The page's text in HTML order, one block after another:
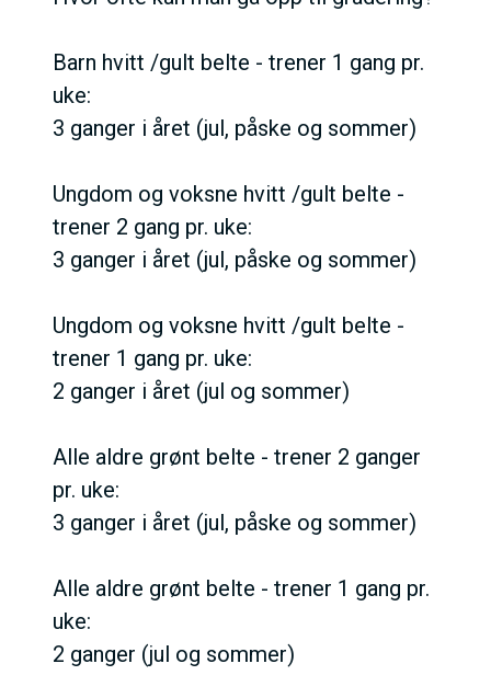
Barn hvitt /gult belte - trener 1 gang pr.
uke:
3 ganger i året (jul, påske og sommer)
Ungdom og voksne hvitt /gult belte -
trener 2 gang pr. uke:
3 ganger i året (jul, påske og sommer)
Ungdom og voksne hvitt /gult belte -
trener 1 gang pr. uke:
2 ganger i året (jul og sommer)
Alle aldre grønt belte - trener 2 ganger
pr. uke:
3 ganger i året (jul, påske og sommer)
Alle aldre grønt belte - trener 1 gang pr.
uke:
2 ganger (jul og sommer)